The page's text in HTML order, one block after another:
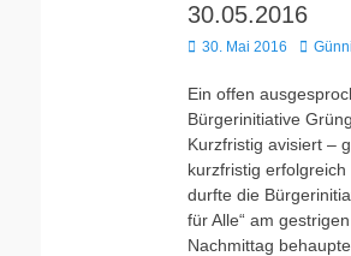
30.05.2016
Veröffentlicht
30. Mai 2016 AutorGünni
Ein offen
Bürgerinitiative
Kurzfristig avisiert –
kurzfristig
durfte die
für Alle“ am
Nachmittag